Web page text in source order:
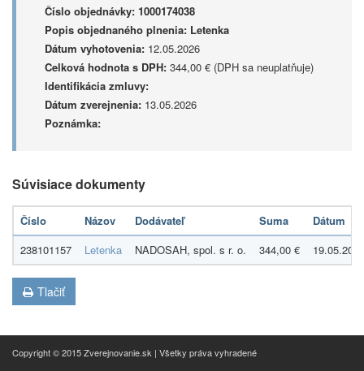
Číslo objednávky: 1000174038
Popis objednaného plnenia: Letenka
Dátum vyhotovenia: 12.05.2026
Celková hodnota s DPH: 344,00 € (DPH sa neuplatňuje)
Identifikácia zmluvy:
Dátum zverejnenia: 13.05.2026
Poznámka:
Súvisiace dokumenty
Číslo Názov Dodávateľ Suma
Dátum
238101157
Letenka NADOSAH, spol. s r. o. 344,00 € 19.05.2026
Tlačiť
Copyright © 2015 Zverejnovanie.sk | Všetky práva vyhradené